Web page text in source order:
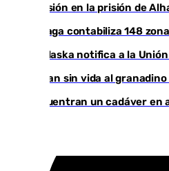
Tensión en la prisión de
Málaga contabiliza 148
Marlaska notifica a la
Hallan sin vida al
Encuentran un cadáver en